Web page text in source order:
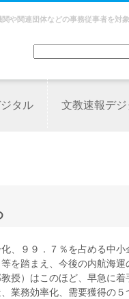
や関連団体などの事務従事者を対
タル 文教速報デジ
、９９．７％を占める中小
を踏まえ、今後の内航海運
授）はこのほど、早急に着
業務効率化、需要獲得の５